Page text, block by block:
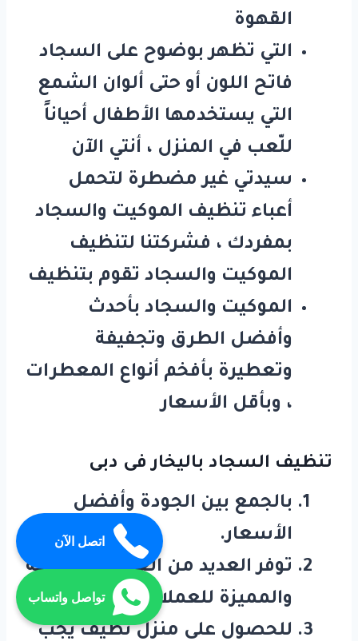
القهوة
التي تظهر بوضوح على السجاد
فاتح اللون أو حتى ألوان الشمع
التي يستخدمها الأطفال أحياناً
للّعب في المنزل ، أنتي الآن
سيدتي غير مضطرة لتحمل
أعباء تنظيف الموكيت والسجاد
بمفردك ، فشركتنا لتنظيف
الموكيت والسجاد تقوم بتنظيف
الموكيت والسجاد بأحدث
وأفضل الطرق وتجفيفة
وتعطيرة بأفخم أنواع المعطرات
، وبأقل الأسعار
تنظيف السجاد باليخار فى دبى
بالجمع بين الجودة وأفضل
الأسعار.
توفر العديد من العروض الحديثة
والمميزة للعملاء.
للحصول على منزل نظيف يجب
اتصل الآن
تواصل واتساب